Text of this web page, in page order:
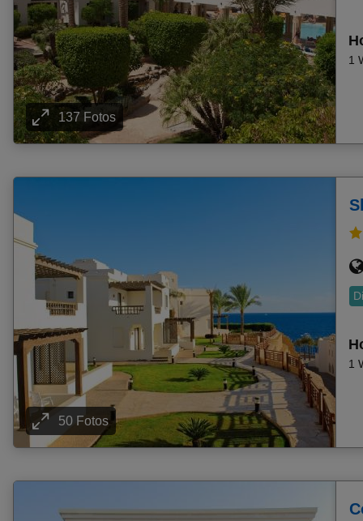
Frühbucher Panormos Angebote
Frühbucher Agios Georgios Argiradon (San George
Frühbucher Kalithea Angebote
Frühbucher Mellieha Bay Angebote
Frühbucher Kos Lambi Angebote
Frühbucher Lindos Angebote
Frühbucher Ierapetra Angebote
Frühbucher Sahl Hasheesh Angebote
Frühbucher Pamucak Selcuk Angebote
Frühbucher Turgutreis Angebote
Frühbucher Sissi Angebote
Frühbucher Agia Galini Angebote
Frühbucher Midoun Angebote
Frühbucher Cesme Angebote
Frühbucher Kos Stadt Angebote
Frühbucher Matala Angebote
Frühbucher Kadriye (Belek) Angebote
137 Fotos
1
50 Fotos
1